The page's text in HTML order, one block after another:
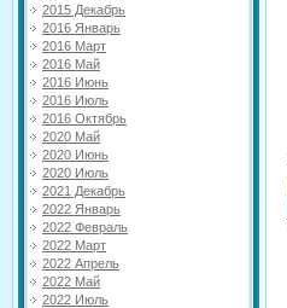
2015 Декабрь
2016 Январь
2016 Март
2016 Май
2016 Июнь
2016 Июль
2016 Октябрь
2020 Май
2020 Июнь
2020 Июль
2021 Декабрь
2022 Январь
2022 Февраль
2022 Март
2022 Апрель
2022 Май
2022 Июль